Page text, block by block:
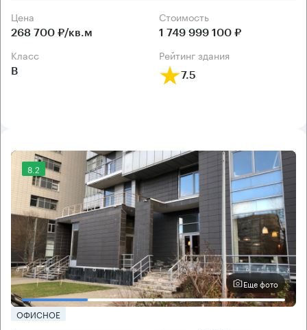
Цена
268 700 ₽/кв.м
Cтоимость
1 749 999 100 ₽
класс
B
рейтинг здания
7.5
8.2
Еще фото
ОФИСНОЕ